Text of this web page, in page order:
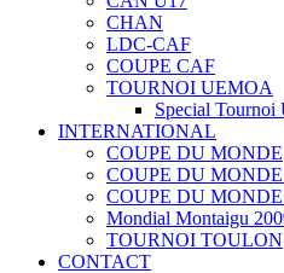
CHAN
LDC-CAF
COUPE CAF
TOURNOI UEMOA
Special Tournoi
INTERNATIONAL
COUPE DU MONDE
COUPE DU
COUPE DU
Mondial Montaigu
TOURNOI TOULON
CONTACT